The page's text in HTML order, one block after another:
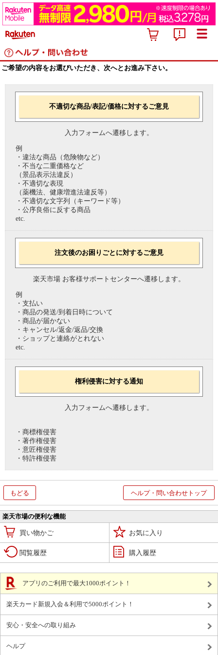
ご希望の内容をお選びいただき、次へとお進み下さい。
不適切な商品/表記/価格に対するご意見
入力フォームへ遷移します。
例
・違法な商品（危険物など）
・不当な二重価格など
（景品表示法違反）
・不適切な表現
（薬機法、健康増進法違反等）
・不適切な文字列（キーワード等）
・公序良俗に反する商品
etc.
注文後のお困りごとに対するご意見
楽天市場 お客様サポートセンターへ遷移します。
例
・支払い
・商品の発送/到着日時について
・商品が届かない
・キャンセル/返金/返品/交換
・ショップと連絡がとれない
etc.
権利侵害に対する通知
入力フォームへ遷移します。
・商標権侵害
・著作権侵害
・意匠権侵害
・特許権侵害
もどる ヘルプ・問い合わせトップ
楽天市場の便利な機能
買い物かご お気に入り
閲覧履歴 購入履歴
アプリのご利用で最大1000ポイント！
楽天カード新規入会＆利用で5000ポイント！
安心・安全への取り組み
ヘルプ